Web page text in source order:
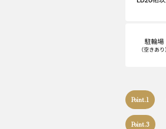
Point.1
Point.3